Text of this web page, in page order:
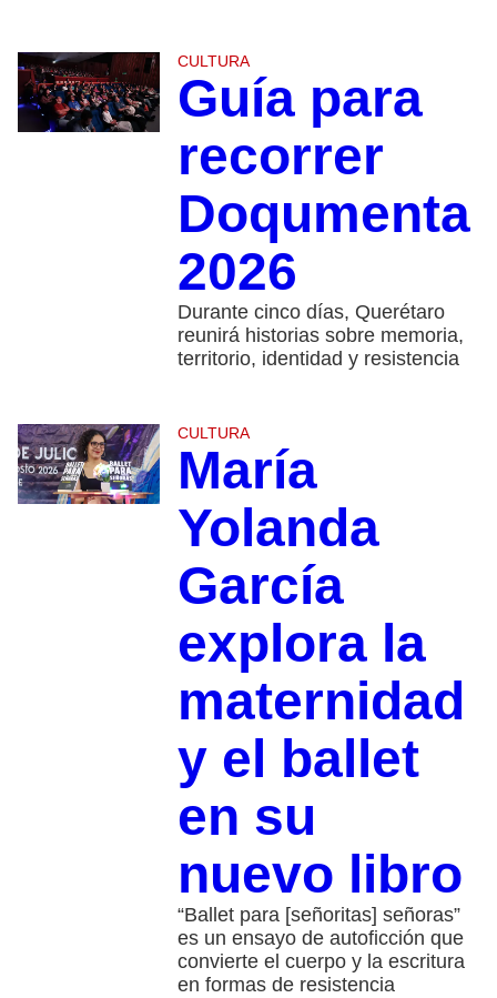
CULTURA
Guía para
recorrer
Doqumenta
2026
Durante cinco días, Querétaro
reunirá historias sobre memoria,
territorio, identidad y resistencia
CULTURA
María
Yolanda
García
explora la
maternidad
y el ballet
en su
nuevo libro
“Ballet para [señoritas] señoras”
es un ensayo de autoficción que
convierte el cuerpo y la escritura
en formas de resistencia